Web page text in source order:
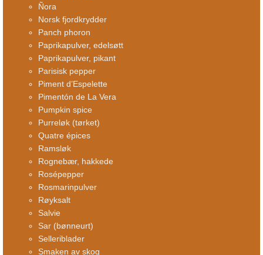
Ñora
Norsk fjordkrydder
Panch phoron
Paprikapulver, edelsøtt
Paprikapulver, pikant
Parisisk pepper
Piment d’Espelette
Pimentón de La Vera
Pumpkin spice
Purreløk (tørket)
Quatre épices
Ramsløk
Rognebær, hakkede
Rosépepper
Rosmarinpulver
Røyksalt
Salvie
Sar (bønneurt)
Selleriblader
Smaken av skog